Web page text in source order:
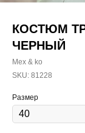
КОСТЮМ
ЧЕРНЫЙ
Mex & ko
SKU: 81228
Размер